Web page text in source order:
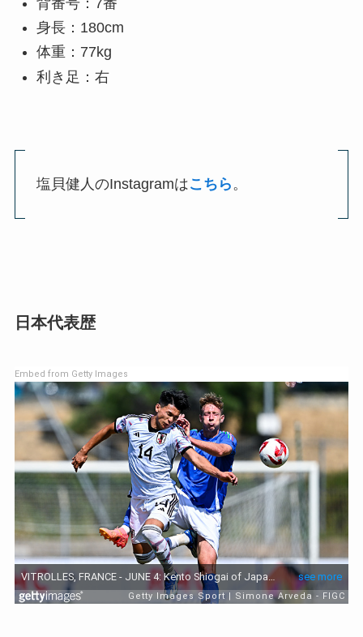
身長：180cm
体重：77kg
利き足：右
塩貝健人のInstagramはこちら。
日本代表歴
Embed from Getty Images